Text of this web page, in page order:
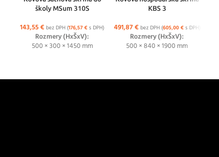
školy MSum 310S
143,55€ bez DPH (176,57€s DPH)
Rozmery (HxŠxV):
500 × 300 × 1450 mm
KBS 3
491,87€ bez DPH (605,00€s DPH)
Rozmery (HxŠxV):
500 × 840 × 1900 mm